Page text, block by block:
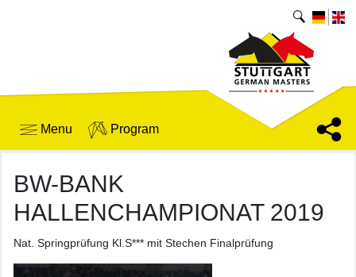
Menu Program
BW-BANK
HALLENCHAMPIONAT 2019
Nat. Springprüfung Kl.S*** mit Stechen Finalprüfung